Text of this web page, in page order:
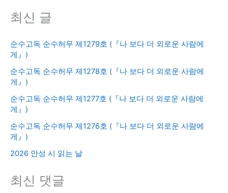
최신 글
순수고독 순수허무 제1279호 (『나 보다 더 외로운 사람에
게』)
순수고독 순수허무 제1278호 (『나 보다 더 외로운 사람에
게』)
순수고독 순수허무 제1277호 (『나 보다 더 외로운 사람에
게』)
순수고독 순수허무 제1276호 (『나 보다 더 외로운 사람에
게』)
2026 안성 시 읽는 날
최신 댓글